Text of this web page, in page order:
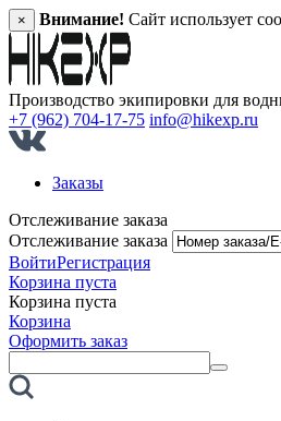
× Внимание! Сайт использует
Производство экипировки для
+7 (962) 704-17-75 info@hikexp.ru
Заказы
Отслеживание заказа
Отслеживание заказа
ВойтиРегистрация
Корзина пуста
Корзина пуста
Корзина
Оформить заказ